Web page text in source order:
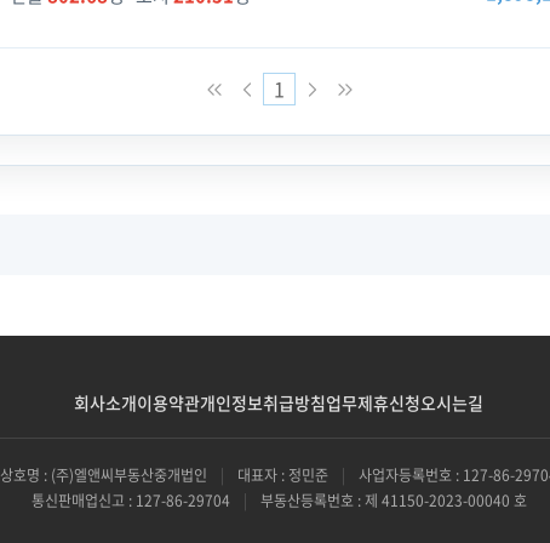
1
회사소개이용약관개인정보취급방침업무제휴신청오시는길
상호명 : (주)엘앤씨부동산중개법인 | 대표자 : 정민준 |
사업자등록번호 : 127-86-
통신판매업신고 : 127-86-29704
| 부동산등록번호 : 제 41150-2023-00040 호